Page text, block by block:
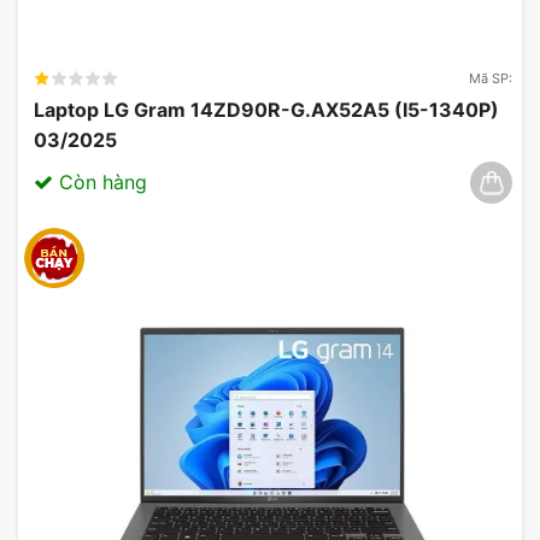
Laptop Acer Swift Go không chỉ chú trọng vào tốc
độ xử lý mà còn tích hợp các công nghệ tiên tiến
và cảm ứng, giúp người dùng thao
tác dễ dàng hơn. Đặc biệt, việc tối ưu hóa hiệu
suất với các chuẩn kết nối nhưHDMI,Bluetooth
Mã SP:
Laptop LG Gram 14ZD90R-G.AX52A5 (I5-1340P)
03/2025
Còn hàng